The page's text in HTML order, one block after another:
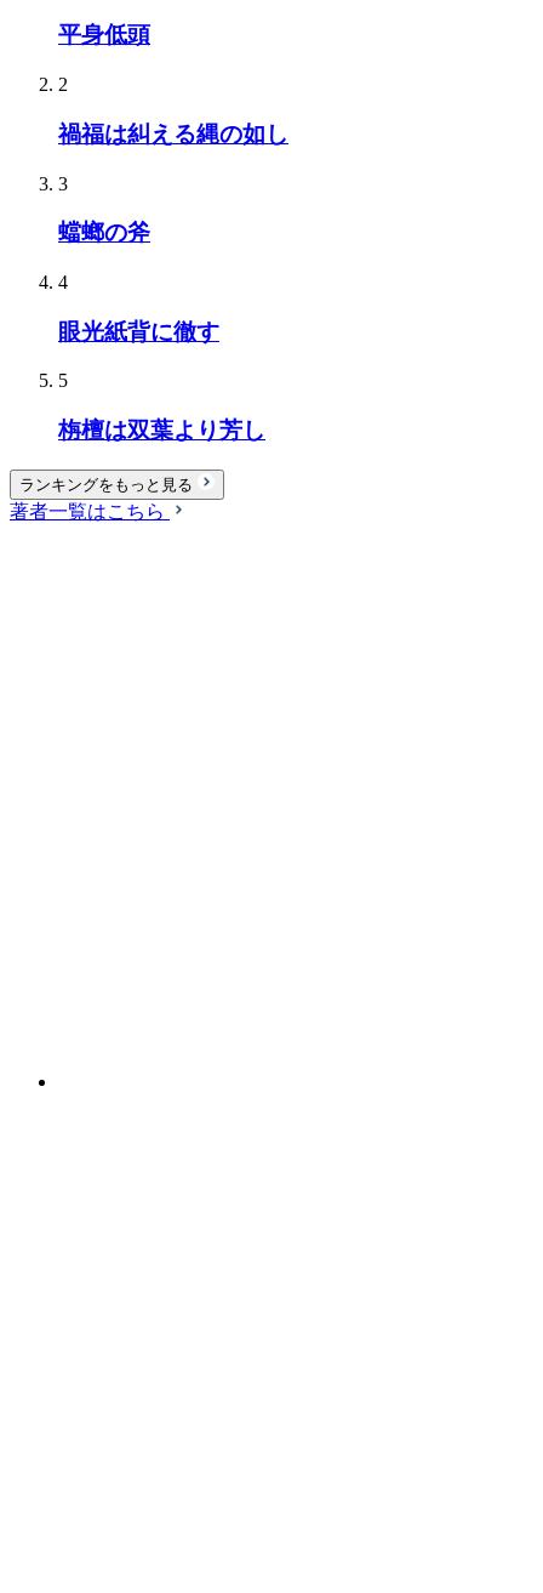
平身低頭
2
禍福は糾える縄の如し
3
蟷螂の斧
4
眼光紙背に徹す
5
栴檀は双葉より芳し
ランキングをもっと見る
著者一覧はこちら